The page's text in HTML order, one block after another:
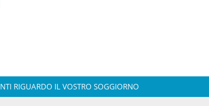
RIGUARDO IL VOSTRO SOGGIORNO